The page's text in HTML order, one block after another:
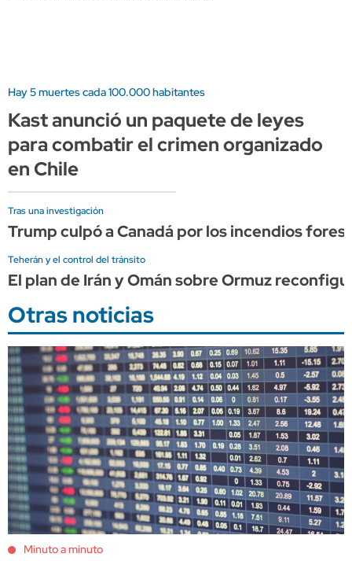
Hay 5 muertes cada 100.000 habitantes
Kast anunció un paquete de leyes
para combatir el crimen organizado
en Chile
Tras una investigación
Trump culpó a Canadá por los incendios
Teherán y el control del tránsito
El plan de Irán y Omán sobre Ormuz
Otras noticias
Minuto a minuto